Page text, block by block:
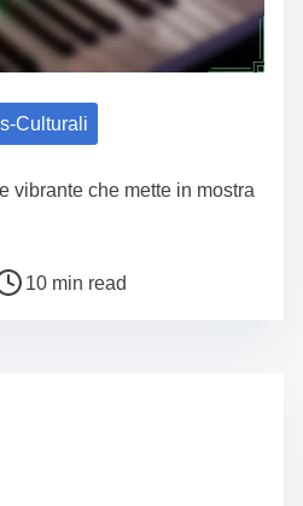
Culturali
vibrante che mette in mostra
Latin Jazz: Influenze, Artisti
10 min read